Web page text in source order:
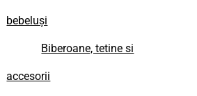
bebeluși
Biberoane, tetine si
accesorii